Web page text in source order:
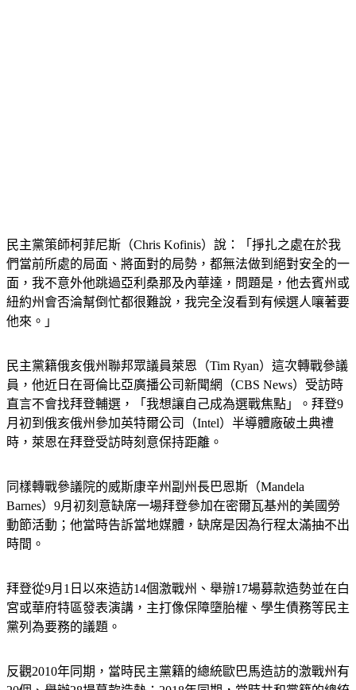
們當前所處的局面、將面對的局勢，都無法做到絕對安全的一
面，我不意外他跳過亞利桑那及內華達，問題是，他去賓州或
紐約州會否淪幫倒忙都很難說，我完全沒看到有候選人嚷著要
他來。」
員，他近日在哥倫比亞廣播公司新聞網（CBS News）受訪時
直言不會找拜登輔選，「我想讓自己成為選戰焦點」。拜登9
月初到俄亥俄州參加英特爾公司（Intel）半導體廠破土典禮
時，萊恩在拜登受訪時刻意保持距離。
Barnes）9月初刻意缺席一場拜登參加在密爾瓦基州的美國勞
動節活動；他當時告訴當地媒體，缺席是因為行程太滿抽不出
時間。
宮或華府特區發表演講，主打像保障墮胎權、學生債務等民主
黨列為要務的議題。
20個、舉辦28場募款造勢；2018年同期，當時共和黨籍的總統